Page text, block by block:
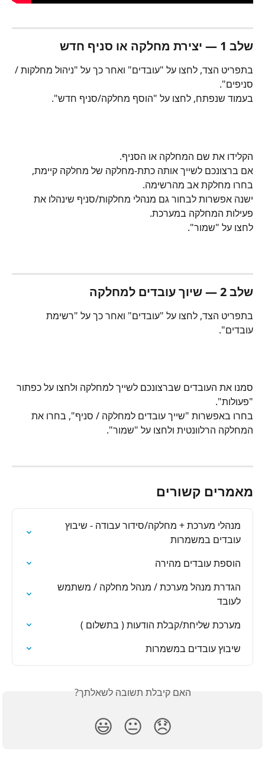
שלב 1 — יצירת מחלקה או סניף חדש
בתפריט הצד, לחצו על "עובדים" ואחר כך על "ניהול מחלקות /
סניפים".
בעמוד שנפתח, לחצו על "הוסף מחלקה/סניף חדש".
הקלידו את שם המחלקה או הסניף.
אם ברצונכם לשייך אותה כתת-מחלקה של מחלקה קיימת,
בחרו מחלקת אב מהרשימה.
ישנה אפשרות לבחור גם מנהלי מחלקות/סניף שינהלו את
פעילות המחלקה במערכת.
לחצו על "שמור".
שלב 2 — שיוך עובדים למחלקה
בתפריט הצד, לחצו על "עובדים" ואחר כך על "רשימת
עובדים".
סמנו את העובדים שברצונכם לשייך למחלקה ולחצו על כפתור
"פעולות".
בחרו באפשרות "שייך עובדים למחלקה / סניף", בחרו את
המחלקה הרלוונטית ולחצו על "שמור".
מאמרים קשורים
מנהלי מערכת + מחלקה/סידור עבודה - שיבוץ
עובדים במשמרות
הוספת עובדים מהירה
הגדרת מנהל מערכת / מנהל מחלקה / משתמש
לעובד
מערכת שליחת/קבלת הודעות ( בתשלום )
שיבוץ עובדים במשמרות
האם קיבלת תשובה לשאלתך?
😞
😐
😃